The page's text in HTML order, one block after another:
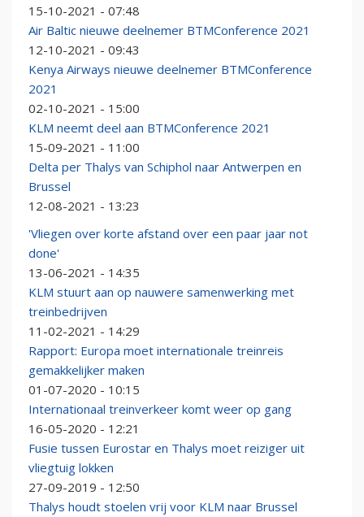
15-10-2021 - 07:48
Air Baltic nieuwe deelnemer BTMConference 2021
12-10-2021 - 09:43
Kenya Airways nieuwe deelnemer BTMConference
2021
02-10-2021 - 15:00
KLM neemt deel aan BTMConference 2021
15-09-2021 - 11:00
Delta per Thalys van Schiphol naar Antwerpen en
Brussel
12-08-2021 - 13:23
'Vliegen over korte afstand over een paar jaar not
done'
13-06-2021 - 14:35
KLM stuurt aan op nauwere samenwerking met
treinbedrijven
11-02-2021 - 14:29
Rapport: Europa moet internationale treinreis
gemakkelijker maken
01-07-2020 - 10:15
Internationaal treinverkeer komt weer op gang
16-05-2020 - 12:21
Fusie tussen Eurostar en Thalys moet reiziger uit
vliegtuig lokken
27-09-2019 - 12:50
Thalys houdt stoelen vrij voor KLM naar Brussel